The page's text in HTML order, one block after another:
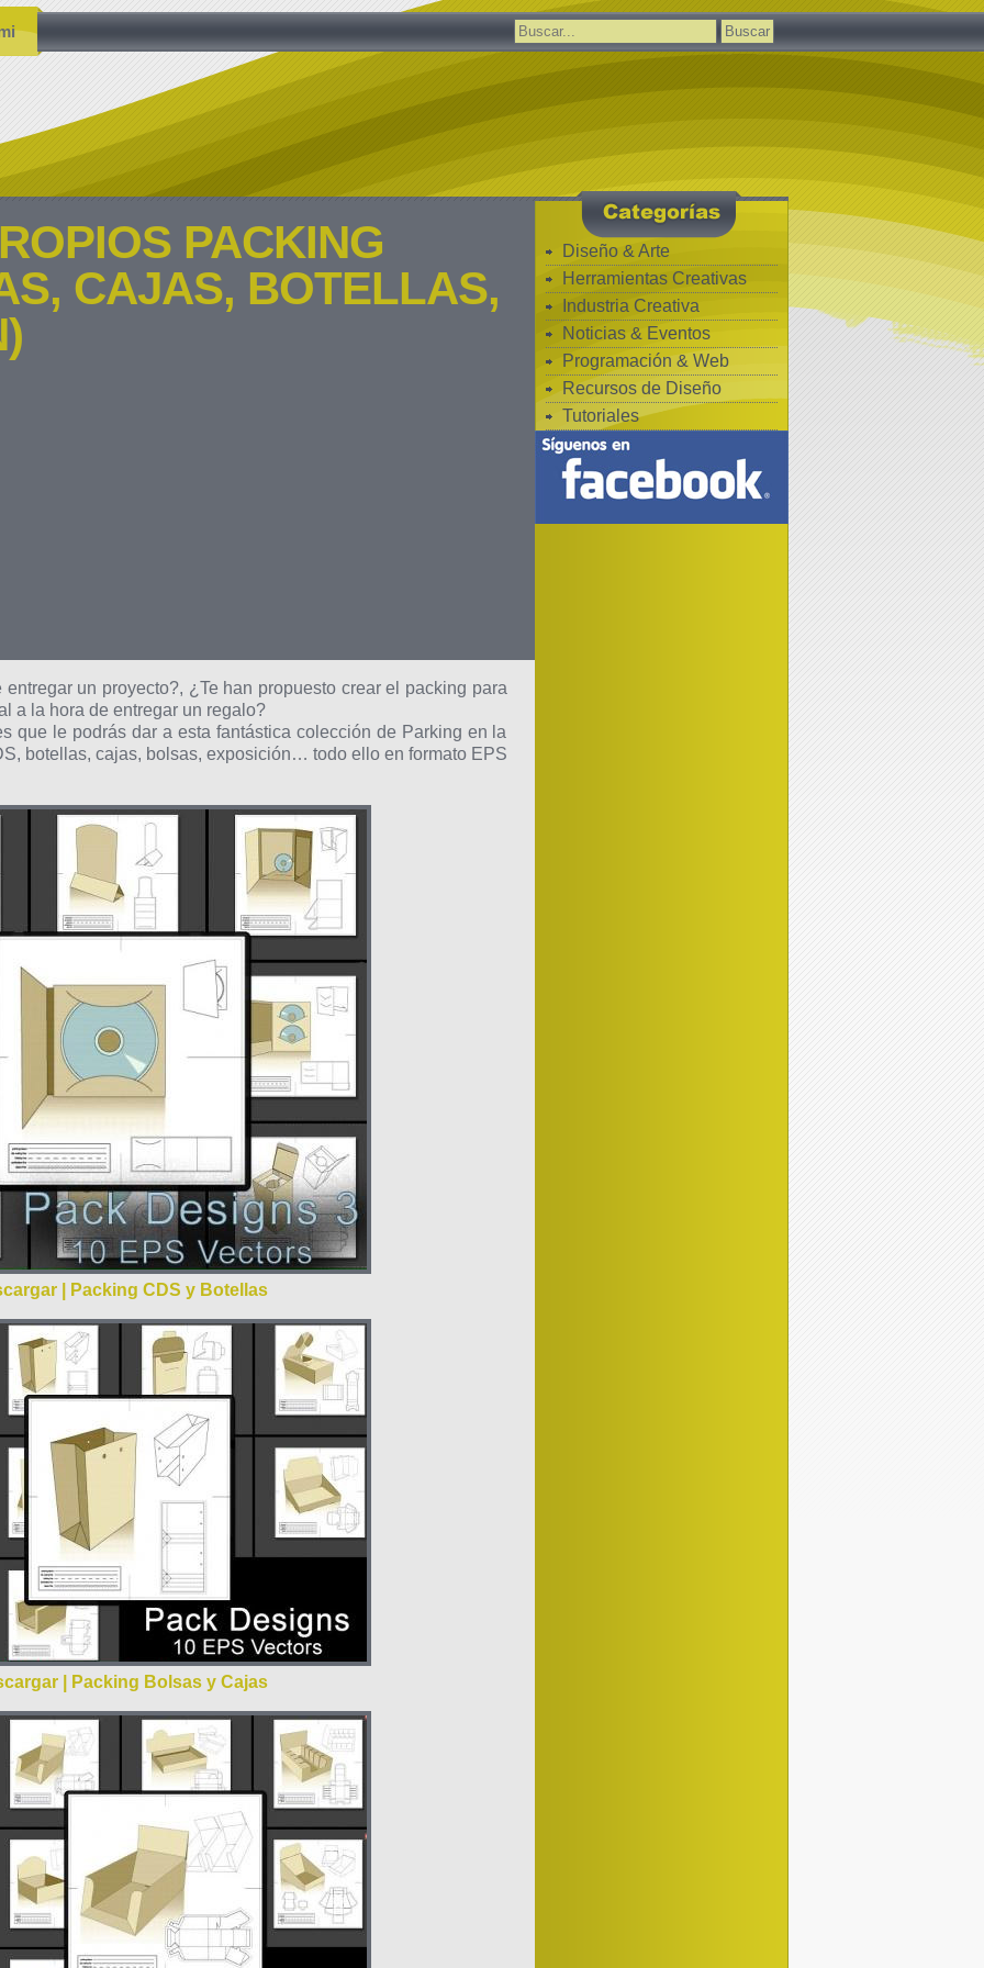
Buscar:
PACKING
CAJAS, BOTELLAS,
un proyecto?, ¿Te han propuesto crear el packing para
a la hora de entregar un regalo?
que le podrás dar a esta fantástica colección de Parking en la
botellas, cajas, bolsas, exposición… todo ello en formato EPS
| Packing CDS y Botellas
| Packing Bolsas y Cajas
Diseño & Arte
Herramientas Creativas
Industria Creativa
Noticias & Eventos
Programación & Web
Recursos de Diseño
Tutoriales